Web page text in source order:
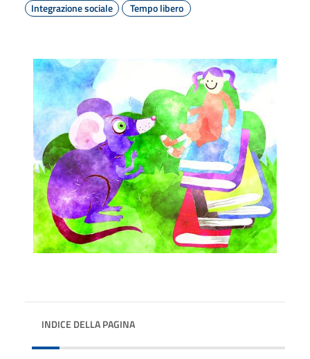
Integrazione sociale
Tempo libero
INDICE DELLA PAGINA